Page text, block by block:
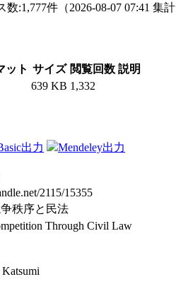
数:1,777件 （2026-08-07 07:41 集計
ット サイズ 閲覧回数 説明
639 KB 1,332
出力 Mendeley出力
2115/15355
秩序と民法
Through Civil Law